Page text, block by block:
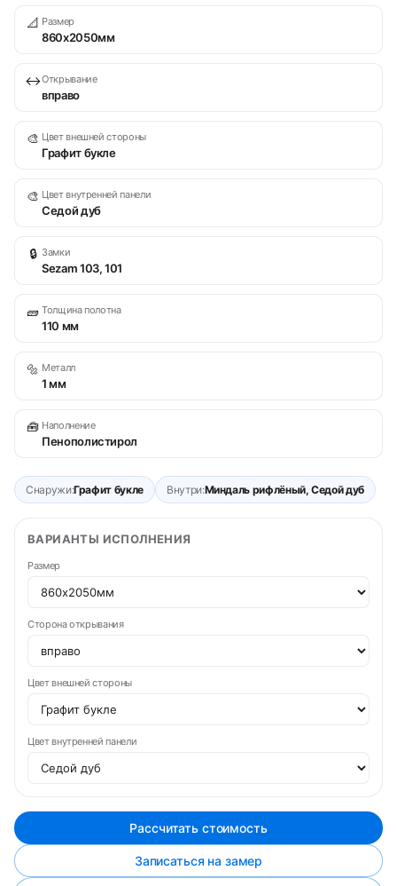
📐 Размер
860х2050мм
↔Открывание
вправо
🎨 Цвет внешней стороны
Графит букле
🎨 Цвет внутренней панели
Седой дуб
🔒 Замки
Sezam 103, 101
🧱 Толщина полотна
110 мм
🔩 Металл
1 мм
🧰 Наполнение
Пенополистирол
Снаружи:Графит букле Внутри:Миндаль рифлёный, Седой дуб
ВАРИАНТЫ ИСПОЛНЕНИЯ
Размер
Сторона открывания
Цвет внешней стороны
Цвет внутренней панели
Рассчитать стоимость
Записаться на замер